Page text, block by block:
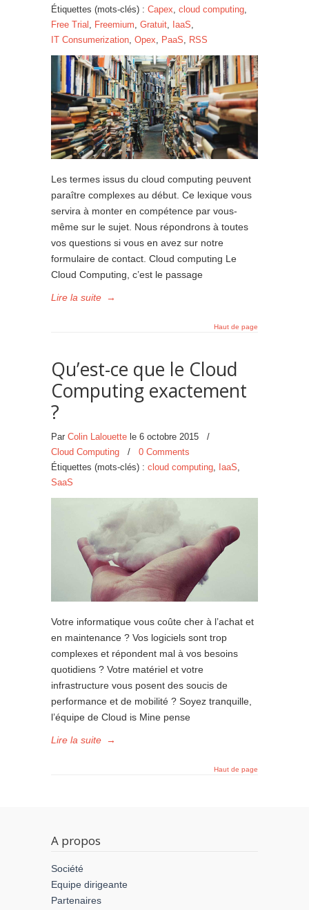
Étiquettes (mots-clés) : Capex, cloud computing,
Free Trial , Freemium, Gratuit, IaaS,
IT Consumerization, Opex, PaaS, RSS
Les termes issus du cloud computing peuvent
paraître complexes au début. Ce lexique vous
servira à monter en compétence par vous-
même sur le sujet. Nous répondrons à toutes
vos questions si vous en avez sur notre
formulaire de contact. Cloud computing Le
Cloud Computing, c’est le passage
Lire la suite →
Haut de page
Qu’est-ce que le Cloud
Computing exactement
?
Par Colin Lalouette le 6 octobre 2015
/
Cloud Computing
/ 0 Comments
Étiquettes (mots-clés) : cloud computing, IaaS,
SaaS
Votre informatique vous coûte cher à l’achat et
en maintenance ? Vos logiciels sont trop
complexes et répondent mal à vos besoins
quotidiens ? Votre matériel et votre
infrastructure vous posent des soucis de
performance et de mobilité ? Soyez tranquille,
l’équipe de Cloud is Mine pense
Lire la suite →
Haut de page
A propos
Société
Equipe dirigeante
Partenaires